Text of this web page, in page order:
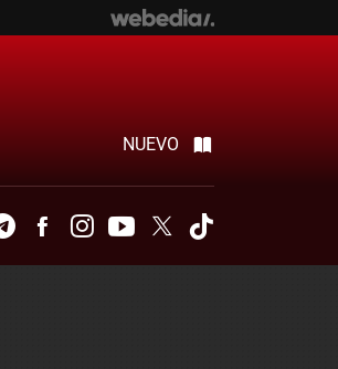
NUEVO
TelegramFacebookInstagramYoutubeTwitter